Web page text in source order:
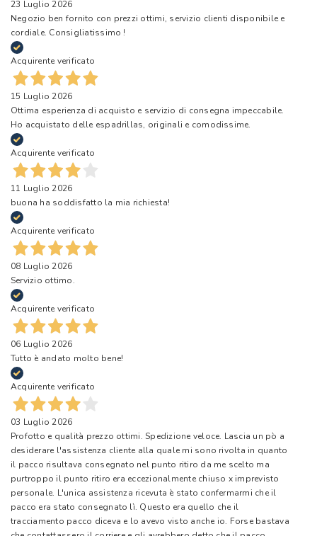
23 Luglio 2026
Negozio ben fornito con prezzi ottimi, servizio clienti disponibile e
cordiale. Consigliatissimo !
Acquirente verificato
15 Luglio 2026
Ottima esperienza di acquisto e servizio di consegna impeccabile.
Ho acquistato delle espadrillas, originali e comodissime.
Acquirente verificato
11 Luglio 2026
buona ha soddisfatto la mia richiesta!
Acquirente verificato
08 Luglio 2026
Servizio ottimo.
Acquirente verificato
06 Luglio 2026
Tutto è andato molto bene!
Acquirente verificato
03 Luglio 2026
Profotto e qualità prezzo ottimi. Spedizione veloce. Lascia un pò a
desiderare l'assistenza cliente alla quale mi sono rivolta in quanto
il pacco risultava consegnato nel punto ritiro da me scelto ma
purtroppo il punto ritiro era eccezionalmente chiuso x imprevisto
personale. L'unica assistenza ricevuta è stato confermarmi che il
pacco era stato consegnato lì. Questo era quello che il
tracciamento pacco diceva e lo avevo visto anche io. Forse bastava